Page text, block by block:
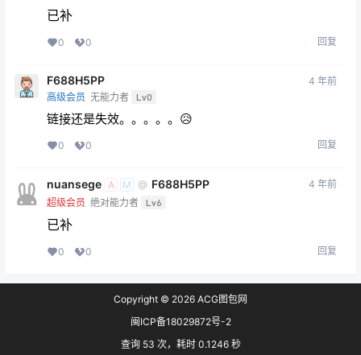
已补
0 0 回复
F688H5PP
高级会员 无能力者 Lv0
4 年前
链接还是失效。。。。。😥
0 0 回复
nuansege A M @ F688H5PP
超级会员 绝对能力者 Lv6
4 年前
已补
0 0 回复
Copyright © 2026 ACG图包网
闽ICP备18029872号-2
查询 53 次，耗时 0.1246 秒